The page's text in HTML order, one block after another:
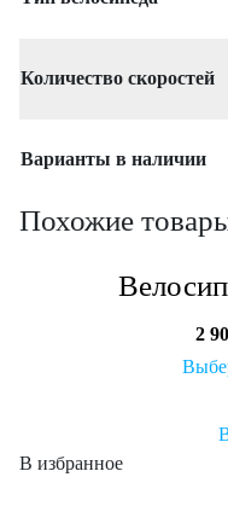
Количество скоростей
Варианты в наличии
Похожие
2
В избранное